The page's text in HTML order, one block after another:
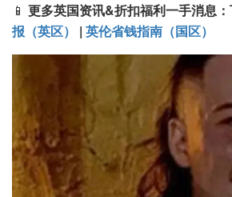
📱 更多英国资讯&折扣福利一手消息：
报（英区）
| 英伦省钱指南（国区）